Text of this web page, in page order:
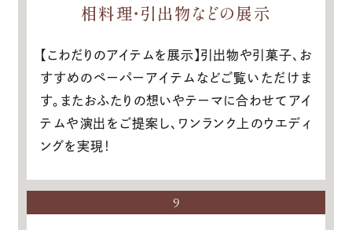
相料理・引出物などの展示
【こわだりのアイテムを展示】引出物や引菓子、お
すすめのペーパーアイテムなどご覧いただけま
す。またおふたりの想いやテーマに合わせてアイ
テムや演出をご提案し、ワンランク上のウエディ
ングを実現！
9